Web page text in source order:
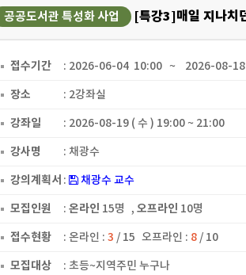
공공도서관 특성화 사업 [특강3]매일 지나치
접수기간
: 2026-06-04 10:00 ~ 2026-08-
장소
: 2강좌실
강좌일
: 2026-08-19 ( 수 ) 19:00 ~ 21:00
강사명
: 채광수
강의계획서 :
채광수 교수
모집인원
:온라인 15명 ,오프라인 10명
접수현황
:온라인 :3 / 15 오프라인 : 8 / 10
모집대상
: 초등~지역주민 누구나